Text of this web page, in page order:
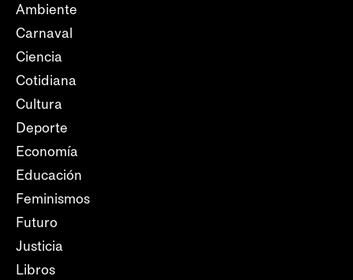
Ambiente
Carnaval
Ciencia
Cotidiana
Cultura
Deporte
Economía
Educación
Feminismos
Futuro
Justicia
Libros